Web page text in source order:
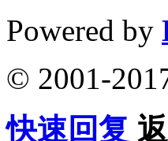
Powered by
© 2001-
快速回复